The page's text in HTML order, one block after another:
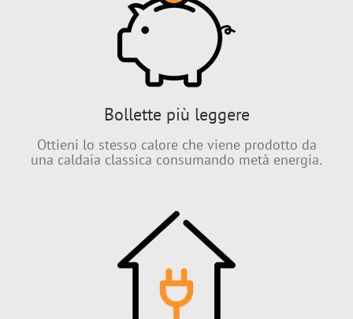
Bollette più leggere
Ottieni lo stesso calore che viene prodotto da
una caldaia classica consumando metà energia.